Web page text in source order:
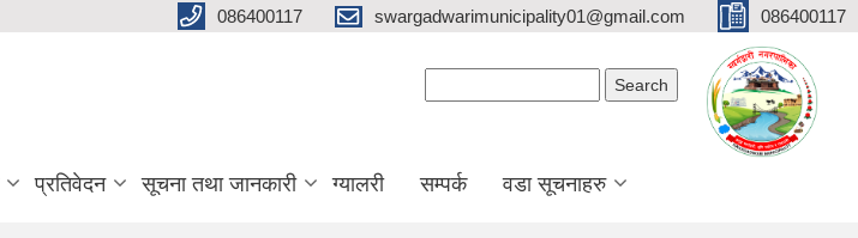
086400117 swargadwarimunicipality01@gmail.com 086400117
प्रतिवेदन सूचना तथा जानकारी ग्यालरी सम्पर्क वडा सूचनाहरु